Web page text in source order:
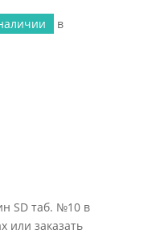
в
SD таб. №10 в
или заказать